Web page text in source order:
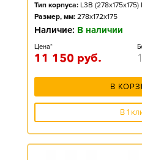
Тип корпуса: L3B (278x175x175)
Размер, мм: 278x172x175
Наличие: В наличии
Цена*
11 150 руб.
В
В 1